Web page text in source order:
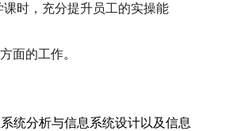
时，充分提升员工的实操能
面的工作。
统分析与信息系统设计以及信息